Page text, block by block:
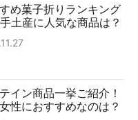
め菓子折りランキング
土産に人気な商品は？
イン商品一挙ご紹介！
性におすすめなのは？